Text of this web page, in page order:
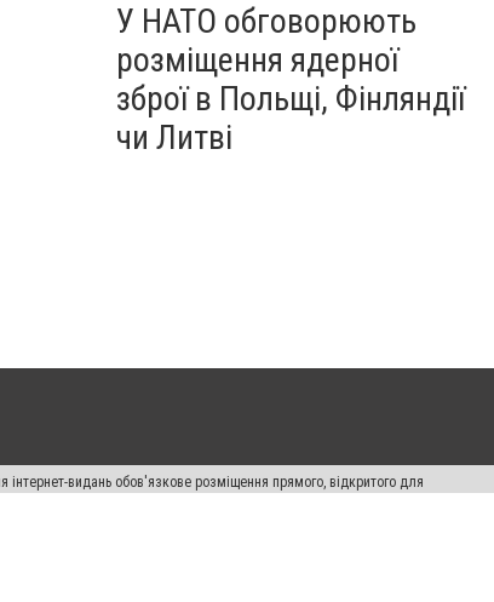
У НАТО обговорюють
розміщення ядерної
зброї в Польщі, Фінляндії
чи Литві
видань обов'язкове розміщення прямого, відкритого для